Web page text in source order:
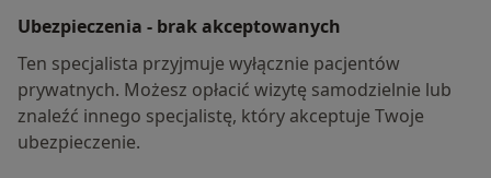
Ubezpieczenia - brak akceptowanych
Ten specjalista przyjmuje wyłącznie pacjentów
prywatnych. Możesz opłacić wizytę samodzielnie lub
znaleźć innego specjalistę, który akceptuje Twoje
ubezpieczenie.